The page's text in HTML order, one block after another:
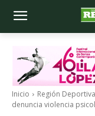
Inicio Región Deportiva
denuncia violencia